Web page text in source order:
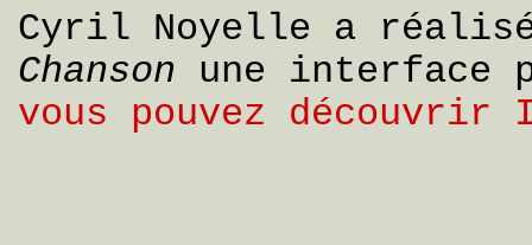
Cyril Noyelle a
Chanson une interface
vous pouvez découvrir